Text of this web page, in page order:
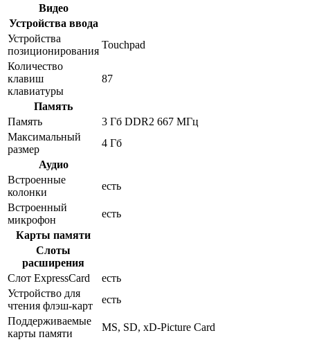
Видео
Устройства ввода
Устройства
позиционирования
Touchpad
Количество
клавиш
клавиатуры
87
Память
Память
3 Гб DDR2 667 МГц
Максимальный
размер
4 Гб
Аудио
Встроенные
колонки
есть
Встроенный
микрофон
есть
Карты памяти
Слоты
расширения
Слот ExpressCard
есть
Устройство для
чтения флэш-карт
есть
Поддерживаемые
карты памяти
MS, SD, xD-Picture Card